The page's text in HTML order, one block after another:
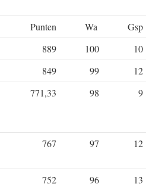
Punten Wa
Gsp
889 100
10
849 99
12
771,33 98 9
767 97 12
752 96 13